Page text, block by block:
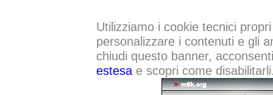
Utilizziamo i cookie tecnici
personalizzare i contenuti e gli
chiudi questo banner,
estesae scopri come